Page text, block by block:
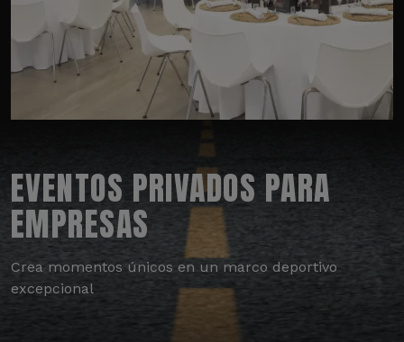
EVENTOS PRIVADOS PARA
EMPRESAS
Crea momentos únicos en un marco deportivo
excepcional